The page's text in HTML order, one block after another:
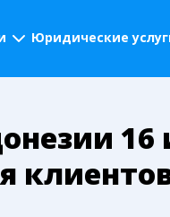
Юридические